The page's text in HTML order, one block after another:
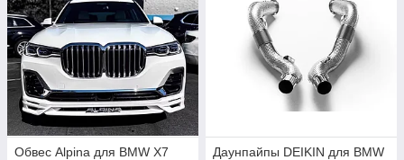
Обвес Alpina для BMW X7
Даунпайпы DEIKIN для BMW